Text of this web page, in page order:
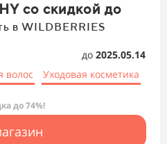
со скидкой до
в WILDBERRIES
до 2025.05.14
волос Уходовая косметика
до 74%!